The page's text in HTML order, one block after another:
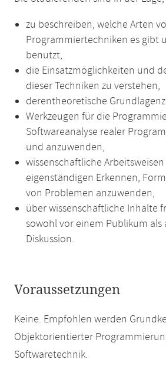
zu beschreiben, welche Arten
Programmiertechniken es gibt
benutzt,
die Einsatzmöglichkeiten und
dieser Techniken zu verstehen,
derentheoretische
Werkzeugen für die
Softwareanalyse realer
und anzuwenden,
wissenschaftliche
eigenständigen Erkennen,
von Problemen anzuwenden,
über wissenschaftliche Inhalte
sowohl vor einem Publikum als
Diskussion.
Voraussetzungen
Keine. Empfohlen werden
Objektorientierter
Softwaretechnik.